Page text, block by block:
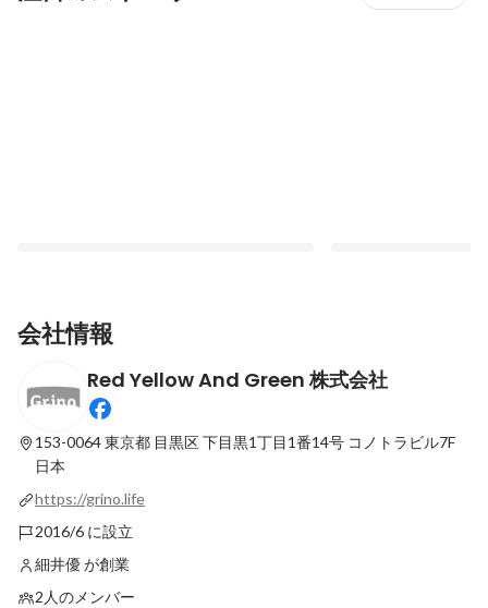
【CEO現場潜入記】40代社長が「タイミ
ー」を使って、あえてホテルの厨房でバイ
トをした理由
最新順で表示
【CEO雑記】「頭の
正体最新順で表示
会社情報
Red Yellow And Green 株式会社
153-0064 東京都 目黒区 下目黒1丁目1番14号 コノトラビル7F
日本
https://grino.life
2016/6 に設立
細井優 が創業
2人のメンバー